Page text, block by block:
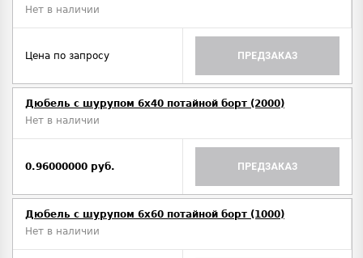
Нет в наличии
Цена по запросу ПРЕДЗАКАЗ
Дюбель с шурупом 6х40 потайной борт (2000)
Нет в наличии
0.96000000 руб. ПРЕДЗАКАЗ
Дюбель с шурупом 6х60 потайной борт (1000)
Нет в наличии